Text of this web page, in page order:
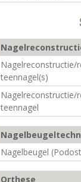
Nagelreconstructie/
teennagel(s)
Nagelreconstructie/
teennagel
Nagelbeugel
Orthese